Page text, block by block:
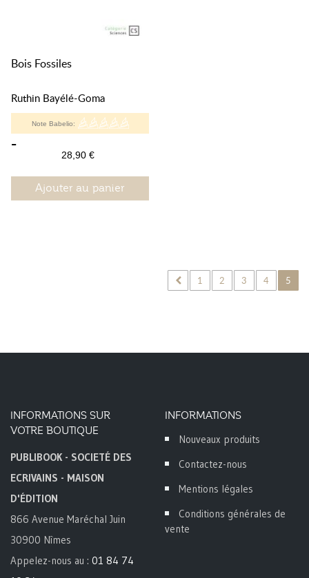
Bois Fossiles
Ruthin Bayélé-Goma
Note Babelio:
-
28,90 €
Ajouter au panier
1 2 3 4 5
INFORMATIONS SUR
VOTRE BOUTIQUE
PUBLIBOOK - SOCIETÉ DES
ECRIVAINS - MAISON
D'ÉDITION
866 Avenue Maréchal Juin
30900 Nîmes
Appelez-nous au : 01 84 74
INFORMATIONS
Nouveaux produits
Contactez-nous
Mentions légales
Conditions générales de
vente